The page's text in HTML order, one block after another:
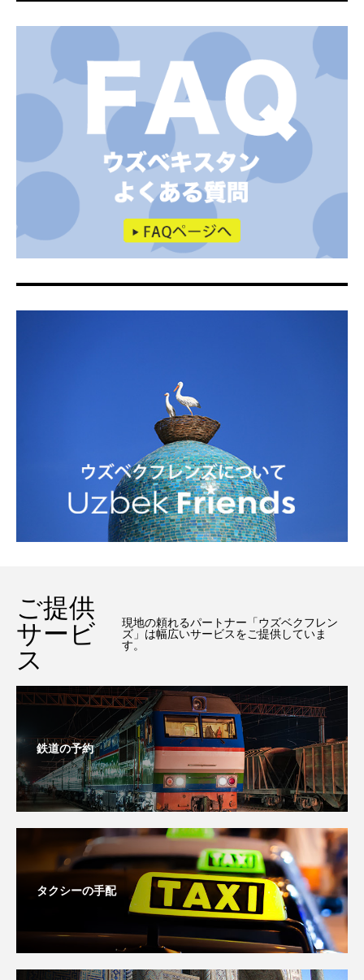
ご提供
サービ
ス
現地の頼れるパートナー「ウズベクフレン
ズ」は幅広いサービスをご提供していま
す。
鉄道の予約
タクシーの手配